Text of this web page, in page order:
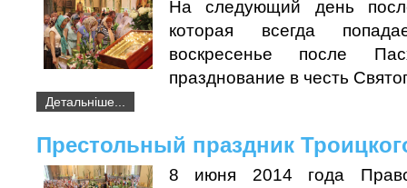
На следующий день
которая всегда
воскресенье после
празднование в честь
Детальніше...
Престольный праздник
8 июня 2014 года